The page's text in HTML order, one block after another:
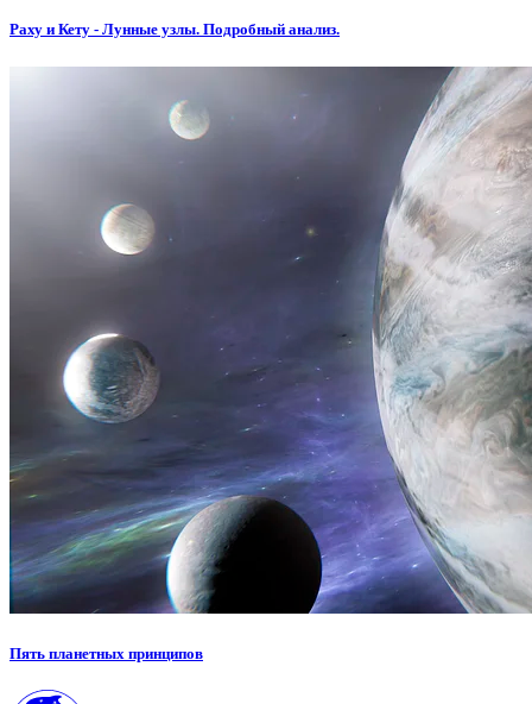
Раху и Кету - Лунные узлы. Подробный анализ.
Пять планетных принципов